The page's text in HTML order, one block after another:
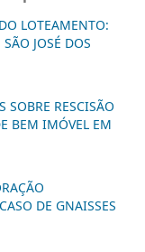
LOTEAMENTO:
JOSÉ DOS
SOBRE RESCISÃO
BEM IMÓVEL EM
DE GNAISSES